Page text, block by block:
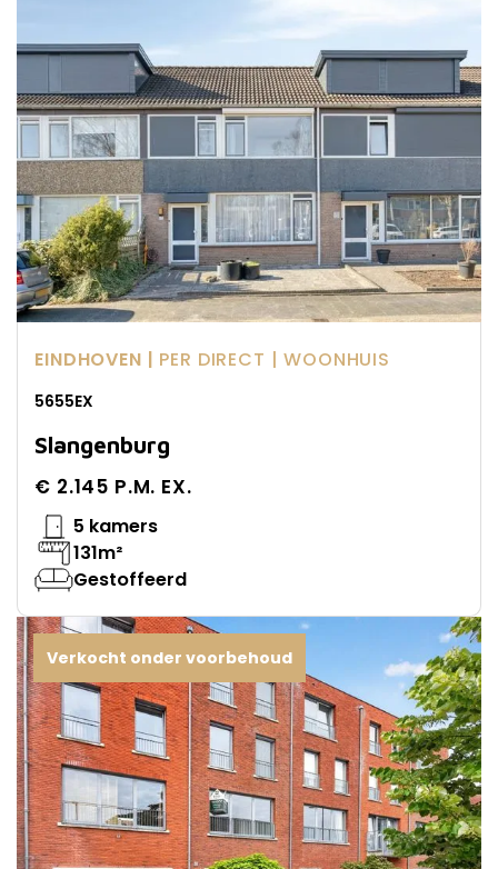
EINDHOVEN | PER DIRECT | WOONHUIS
5655EX
Slangenburg
€ 2.145 P.M. EX.
5 kamers
131m²
Gestoffeerd
Verkocht onder voorbehoud